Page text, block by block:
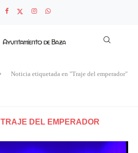
Noticia etiquetada en "Traje del emperador"
TRAJE DEL EMPERADOR